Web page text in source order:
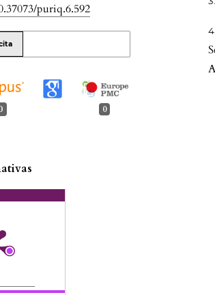
puriq.6.592
0